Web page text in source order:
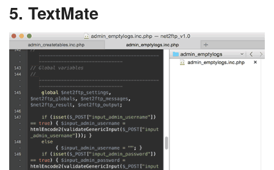
5. TextMate